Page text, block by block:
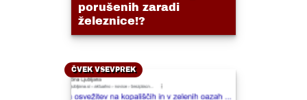
porušenih zaradi
železnice!?
ČVEK VSEVPREK